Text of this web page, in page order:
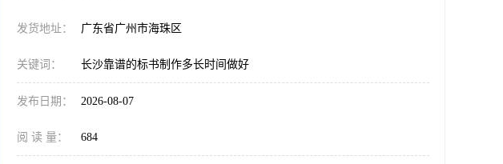
发货地址： 广东省广州市海珠区
关键词： 长沙靠谱的标书制作多长时间做好
发布日期： 2026-08-07
阅 读 量： 684